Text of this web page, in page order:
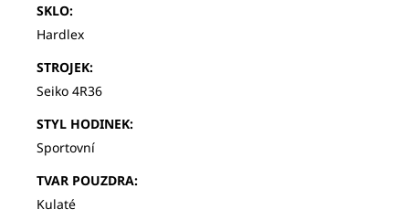
SKLO:
Hardlex
STROJEK:
Seiko 4R36
STYL HODINEK:
Sportovní
TVAR POUZDRA:
Kulaté